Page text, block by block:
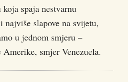
spaja nestvarnu
slapove na svijetu,
u jednom smjeru –
Amerike, smjer Venezuela.